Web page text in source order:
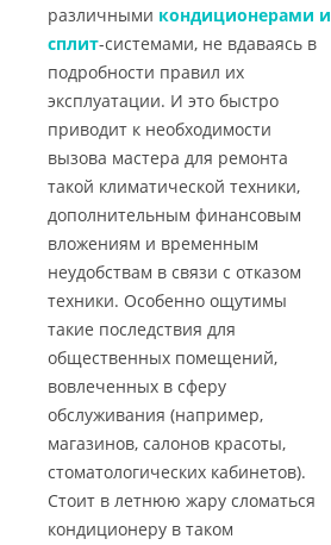
различными кондиционерами и
сплит-системами, не вдаваясь в
подробности правил их
эксплуатации. И это быстро
приводит к необходимости
вызова мастера для ремонта
такой климатической техники,
дополнительным финансовым
вложениям и временным
неудобствам в связи с отказом
техники. Особенно ощутимы
такие последствия для
общественных помещений,
вовлеченных в сферу
обслуживания (например,
магазинов, салонов красоты,
стоматологических кабинетов).
Стоит в летнюю жару сломаться
кондиционеру в таком